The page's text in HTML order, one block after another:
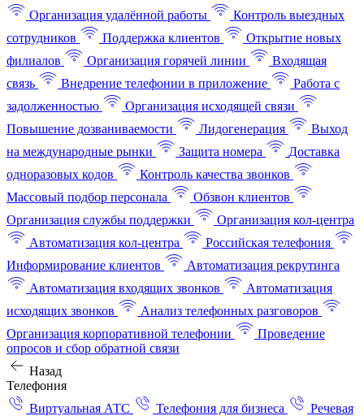
Организация удалённой работы
Контроль выездных
сотрудников
Поддержка клиентов
Открытие новых
филиалов
Организация горячей линии
Входящая
связь
Внедрение телефонии в приложение
Работа с
задолженностью
Организация исходящей связи
Повышение дозваниваемости
Лидогенерация
Выход
на международные рынки
Защита номера
Доставка
одноразовых кодов
Контроль качества звонков
Массовый подбор персонала
Обзвон клиентов
Организация службы поддержки
Организация кол-центра
Автоматизация кол-центра
Российская телефония
Информирование клиентов
Автоматизация рекрутинга
Автоматизация входящих звонков
Автоматизация
исходящих звонков
Анализ телефонных разговоров
Организация корпоративной телефонии
Проведение
опросов и сбор обратной связи
Назад
Телефония
Виртуальная АТС
Телефония для бизнеса
Речевая